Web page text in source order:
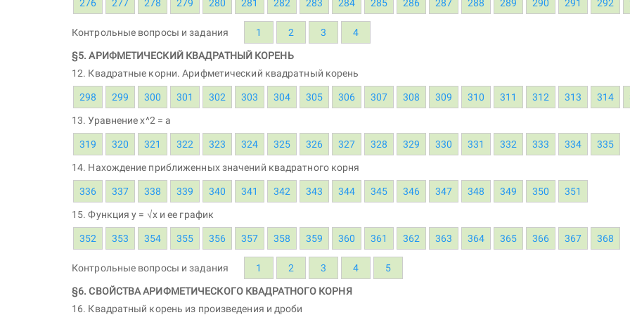
276 277 278 279 280 281 282 283 284 285 286 287 288 289 290 291 292
Контрольные вопросы и задания 1 2 3 4
§5. АРИФМЕТИЧЕСКИЙ КВАДРАТНЫЙ КОРЕНЬ
12. Квадратные корни. Арифметический квадратный корень
298 299 300 301 302 303 304 305 306 307 308 309 310 311 312 313 314
13. Уравнение x^2 = a
319 320 321 322 323 324 325 326 327 328 329 330 331 332 333 334 335
14. Нахождение приближенных значений квадратного корня
336 337 338 339 340 341 342 343 344 345 346 347 348 349 350 351
15. Функция y = √x и ее график
352 353 354 355 356 357 358 359 360 361 362 363 364 365 366 367 368
Контрольные вопросы и задания 1 2 3 4 5
§6. СВОЙСТВА АРИФМЕТИЧЕСКОГО КВАДРАТНОГО КОРНЯ
16. Квадратный корень из произведения и дроби